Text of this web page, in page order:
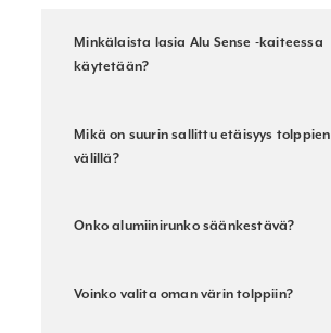
Minkälaista lasia Alu Sense -kaiteessa
käytetään?
Mikä on suurin sallittu etäisyys tolppien
välillä?
Onko alumiinirunko säänkestävä?
Voinko valita oman värin tolppiin?